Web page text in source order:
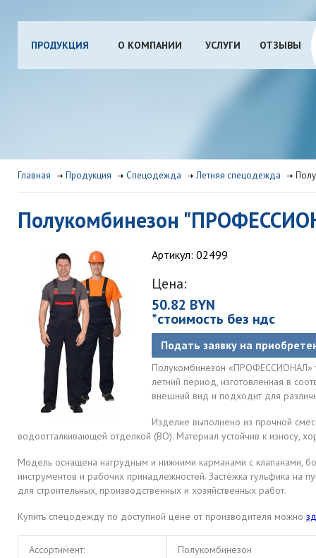
ПРОДУКЦИЯ О КОМПАНИИ УСЛУГИ ОТЗЫВЫ
Главная Продукция Спецодежда Летняя спецодежда
Полукомбинезон
Артикул: 02499
Цена:
50.82 BYN
*стоимость без ндс
Подать заявку на
Полукомбинезон «ПРОФЕССИОНАЛ»
летний период, изготовленная в
внешний вид и подходит для
Изделие выполнено из прочной
водоотталкивающей отделкой (ВО). Материал устойчив к износу,
Модель оснащена нагрудным и нижними карманами с клапанами,
инструментов и рабочих принадлежностей. Застёжка гульфика на
для строительных, производственных и хозяйственных работ.
Купить спецодежду по доступной цене от производителя можно
Ассортимент: Полукомбинезон